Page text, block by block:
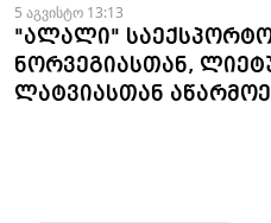
5 აგვისტო 13:13
"ალალი"
ნორვეგიასთან,
ლატვიასთან